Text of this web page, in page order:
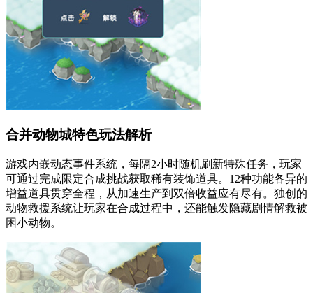
合并动物城特色玩法解析
游戏内嵌动态事件系统，每隔2小时随机刷新特殊任务，玩家
可通过完成限定合成挑战获取稀有装饰道具。12种功能各异的
增益道具贯穿全程，从加速生产到双倍收益应有尽有。独创的
动物救援系统让玩家在合成过程中，还能触发隐藏剧情解救被
困小动物。